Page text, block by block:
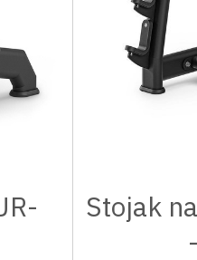
Stojak